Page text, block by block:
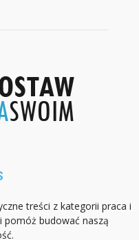
treści z kategorii praca i
pomóż budować naszą